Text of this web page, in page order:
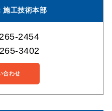
施工技術本部
2454
3402
合わせ